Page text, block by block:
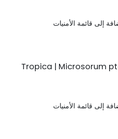
إلى قائمة الأمنيات
Tropica | Microsorum
إلى قائمة الأمنيات